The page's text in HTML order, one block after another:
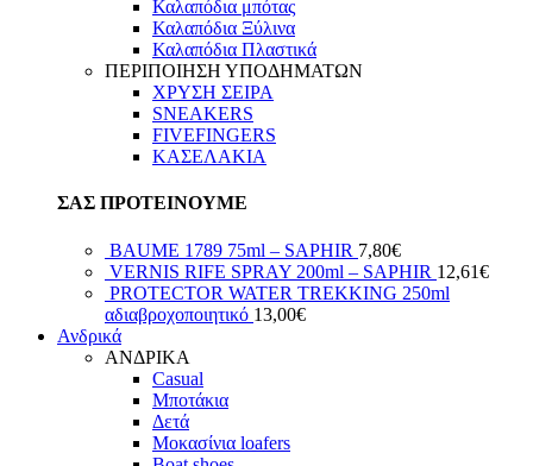
Καλαπόδια μπότας
Καλαπόδια Ξύλινα
Καλαπόδια Πλαστικά
ΠΕΡΙΠΟΙΗΣΗ ΥΠΟΔΗΜΑΤΩΝ
ΧΡΥΣΗ ΣΕΙΡΑ
SNEAKERS
FIVEFINGERS
ΚΑΣΕΛΑΚΙΑ
ΣΑΣ ΠΡΟΤΕΙΝΟΥΜΕ
BAUME 1789 75ml – SAPHIR 7,80€
VERNIS RIFE SPRAY 200ml – SAPHIR 12,61€
PROTECTOR WATER TREKKING 250ml
αδιαβροχοποιητικό 13,00€
Ανδρικά
ΑΝΔΡΙΚΑ
Casual
Μποτάκια
Δετά
Μοκασίνια loafers